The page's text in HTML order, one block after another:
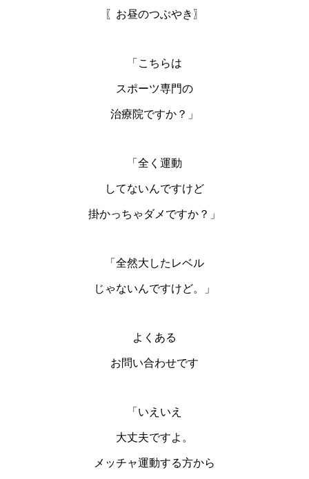
〖お昼のつぶやき〗
「こちらは
スポーツ専門の
治療院ですか？」
「全く運動
してないんですけど
掛かっちゃダメですか？」
「全然大したレベル
じゃないんですけど。」
よくある
お問い合わせです
「いえいえ
大丈夫ですよ。
メッチャ運動する方から